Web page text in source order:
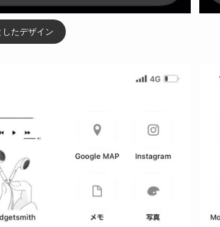
したデザイン